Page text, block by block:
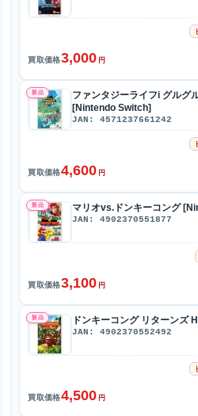
買取価格3,000 円
新品
ファンタジーライフi グルグ
[Nintendo Switch]
JAN: 4571237661242
買取価格4,600 円
新品 マリオvs.ドンキーコング
JAN: 4902370551877
買取価格3,100 円
新品 ドンキーコング リターンズ
JAN: 4902370552492
買取価格4,500 円